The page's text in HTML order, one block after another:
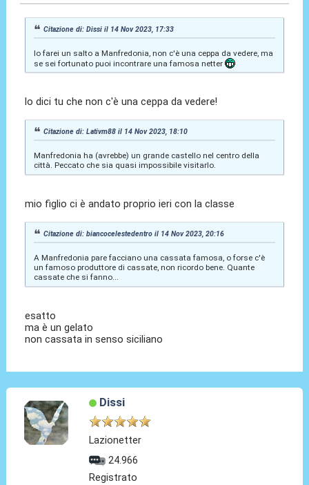
Citazione di: Dissi il 14 Nov 2023, 17:33
Io farei un salto a Manfredonia, non c'è una ceppa da vedere, ma
se sei fortunato puoi incontrare una famosa netter
lo dici tu che non c'è una ceppa da vedere!
Citazione di: Lativm88 il 14 Nov 2023, 18:10
Manfredonia ha (avrebbe) un grande castello nel centro della
città. Peccato che sia quasi impossibile visitarlo.
mio figlio ci è andato proprio ieri con la classe
Citazione di: biancocelestedentro il 14 Nov 2023, 20:16
A Manfredonia pare facciano una cassata famosa, o forse c'è
un famoso produttore di cassate, non ricordo bene. Quante
cassate che si fanno...
esatto
ma è un gelato
non cassata in senso siciliano
Dissi
Lazionetter
24.966
Registrato